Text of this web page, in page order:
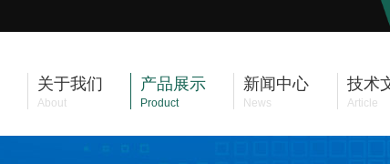
关于我们
About
产品展示
Product
新闻中心
News
技术
Article